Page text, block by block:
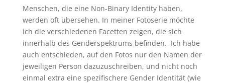
Menschen, die eine Non-Binary Identity haben,
werden oft übersehen. In meiner Fotoserie möchte
ich die verschiedenen Facetten zeigen, die sich
innerhalb des Genderspektrums befinden. Ich habe
auch entschieden, auf den Fotos nur den Namen der
jeweiligen Person dazuzuschreiben, und nicht noch
einmal extra eine spezifischere Gender Identität (wie